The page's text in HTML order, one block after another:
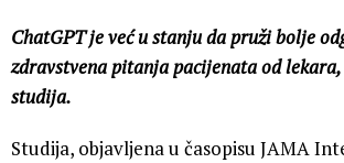
ChatGPT je već u stanju da pruži bolje
zdravstvena pitanja pacijenata od
studija.
Studija, objavljena u časopisu JAMA